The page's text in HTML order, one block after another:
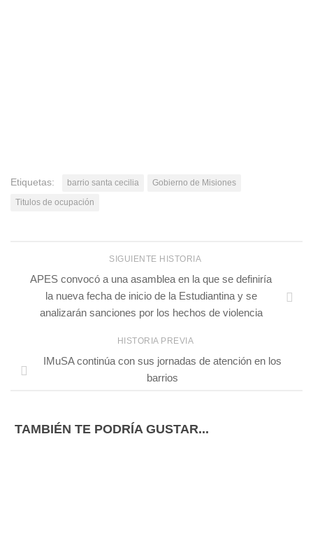
Etiquetas: barrio santa cecilia
Gobierno de Misiones
Titulos de ocupación
SIGUIENTE HISTORIA
APES convocó a una asamblea en la que se definiría
la nueva fecha de inicio de la Estudiantina y se
analizarán sanciones por los hechos de violencia
HISTORIA PREVIA
IMuSA continúa con sus jornadas de atención en los
barrios
TAMBIÉN TE PODRÍA GUSTAR...